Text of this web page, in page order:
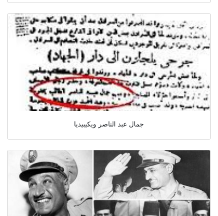
جمال عبد الناصر ويكيبيديا